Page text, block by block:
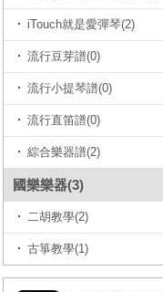
iTouch就是愛彈琴(2)
流行豆芽譜(0)
流行小提琴譜(0)
流行直笛譜(0)
綜合樂器譜(2)
國樂樂器(3)
二胡教學(2)
古箏教學(1)